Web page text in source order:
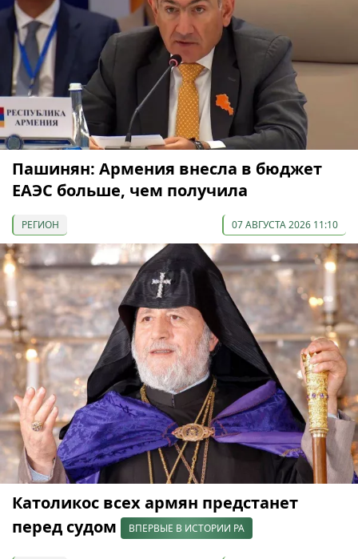
Пашинян: Армения внесла в бюджет
ЕАЭС больше, чем получила
РЕГИОН 07 АВГУСТА 2026 11:10
Католикос всех армян предстанет
перед судом
ВПЕРВЫЕ В ИСТОРИИ РА